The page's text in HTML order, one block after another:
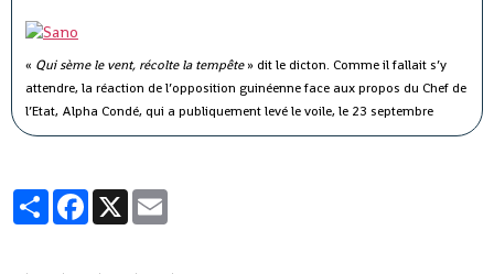
« Qui sème le vent, récolte la tempête» dit le dicton. Comme il fallait s’y
attendre, la réaction de l’opposition guinéenne face aux propos du Chef de
l’Etat, Alpha Condé, qui a publiquement levé le voile, le 23 septembre
dernier, sur son intention de modifier la Constitution pour briguer un
PartagerFacebook
X